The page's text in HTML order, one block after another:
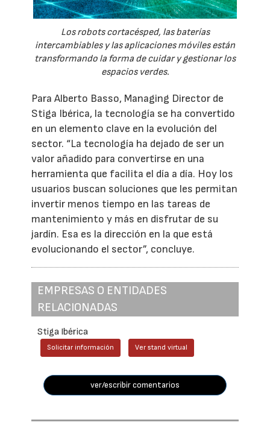
Los robots cortacésped, las baterías
intercambiables y las aplicaciones móviles están
transformando la forma de cuidar y gestionar los
espacios verdes.
Para Alberto Basso, Managing Director de
Stiga Ibérica, la tecnología se ha convertido
en un elemento clave en la evolución del
sector. “La tecnología ha dejado de ser un
valor añadido para convertirse en una
herramienta que facilita el día a día. Hoy los
usuarios buscan soluciones que les permitan
invertir menos tiempo en las tareas de
mantenimiento y más en disfrutar de su
jardín. Esa es la dirección en la que está
evolucionando el sector”, concluye.
EMPRESAS O ENTIDADES
RELACIONADAS
Stiga Ibérica
Solicitar información Ver stand virtual
ver/escribir comentarios